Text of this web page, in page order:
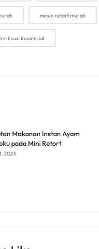
mesin retort murah
komersial
Makanan Instan Ayam
pada Mini Retort
2023